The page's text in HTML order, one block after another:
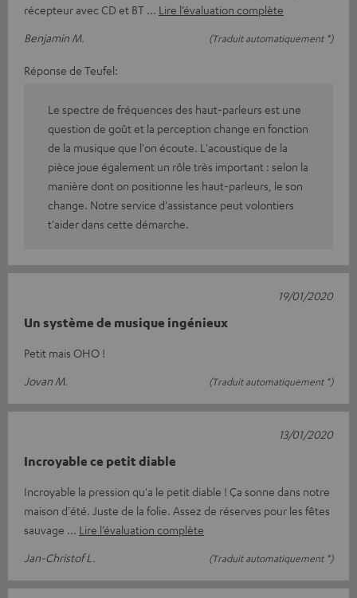
récepteur avec CD et BT
Lire l’évaluation complète
Benjamin M.
(Traduit automatiquement *)
Réponse de Teufel:
Le spectre de fréquences des haut-parleurs est une
question de goût et la perception change en fonction
de la musique que l'on écoute. L'acoustique de la
pièce joue également un rôle très important : selon la
manière dont on positionne les haut-parleurs, le son
change. Notre service d'assistance peut volontiers
t'aider dans cette démarche.
Un système de musique ingénieux
Petit mais OHO !
Jovan M.
(Traduit automatiquement *)
19/01/2020
Incroyable ce petit diable
Incroyable la pression qu'a le petit diable ! Ça sonne dans notre
maison d'été. Juste de la folie. Assez de réserves pour les fêtes
sauvage
Lire l’évaluation complète
Jan-Christof L.
(Traduit automatiquement *)
13/01/2020